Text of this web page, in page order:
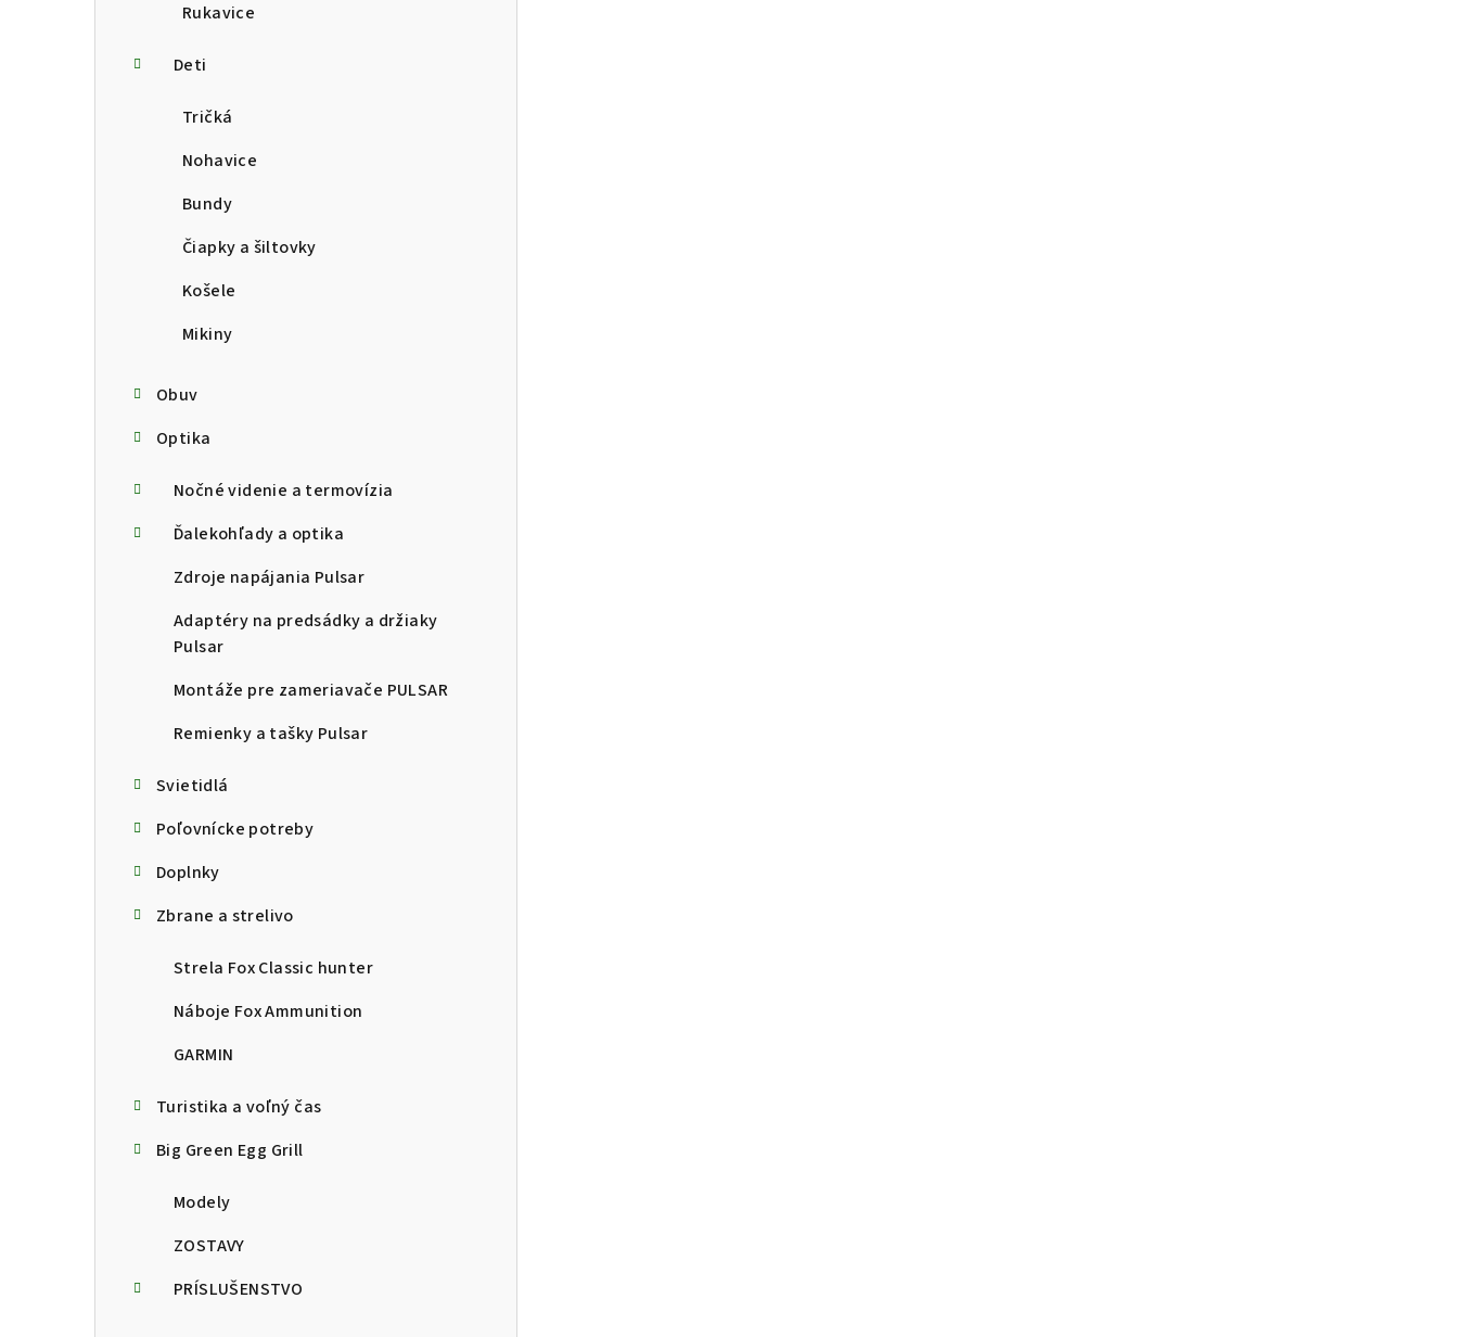
Rukavice
Deti
Tričká
Nohavice
Bundy
Čiapky a šiltovky
Košele
Mikiny
Obuv
Optika
Nočné videnie a termovízia
Ďalekohľady a optika
Zdroje napájania Pulsar
Adaptéry na predsádky a držiaky
Pulsar
Montáže pre zameriavače PULSAR
Remienky a tašky Pulsar
Svietidlá
Poľovnícke potreby
Doplnky
Zbrane a strelivo
Strela Fox Classic hunter
Náboje Fox Ammunition
GARMIN
Turistika a voľný čas
Big Green Egg Grill
Modely
ZOSTAVY
PRÍSLUŠENSTVO